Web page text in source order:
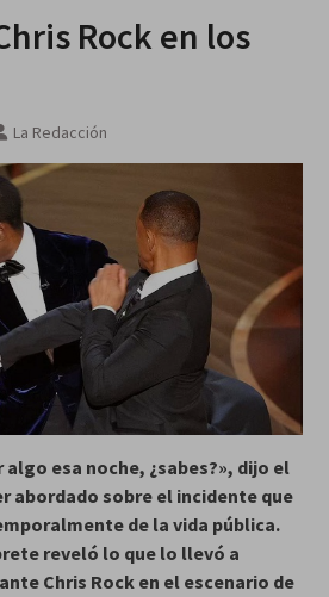
Rock en los
La Redacción
esa noche, ¿sabes?», dijo el
abordado sobre el incidente que
de la vida pública.
reveló lo que lo llevó a
Chris Rock en el escenario de